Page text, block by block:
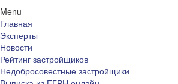
Menu
Главная
Эксперты
Новости
Рейтинг застройщиков
Недобросовестные застройщики